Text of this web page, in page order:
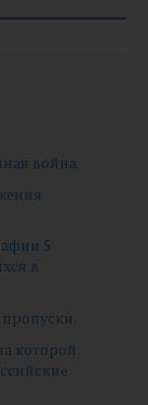
война
5
в
пропуски.
которой